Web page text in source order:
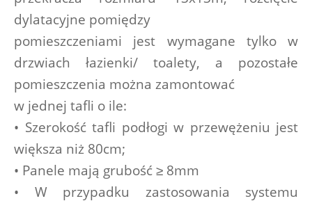
dylatacyjne pomiędzy
pomieszczeniami jest wymagane tylko w
drzwiach łazienki/ toalety, a pozostałe
pomieszczenia można zamontować
w jednej tafli o ile:
• Szerokość tafli podłogi w przewężeniu jest
większa niż 80cm;
• Panele mają grubość ≥ 8mm
• W przypadku zastosowania systemu